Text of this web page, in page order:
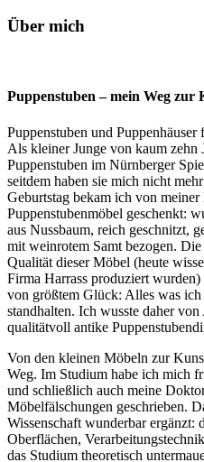
Über mich
Puppenstuben – mein Weg zur
Puppenstuben und
Als kleiner Junge von kaum zehn
Puppenstuben im Nürnberger
seitdem haben sie mich nicht
Geburtstag bekam ich von
Puppenstubenmöbel geschenkt:
aus Nussbaum, reich geschnitzt,
mit weinrotem Samt bezogen.
Qualität dieser Möbel (heute
Firma Harrass produziert
von größtem Glück: Alles was ich
standhalten. Ich wusste daher
qualitätvoll antike
Von den kleinen Möbeln zur
Weg. Im Studium habe ich mich
und schließlich auch meine
Möbelfälschungen geschrieben.
Wissenschaft wunderbar ergänzt:
Oberflächen,
das Studium theoretisch